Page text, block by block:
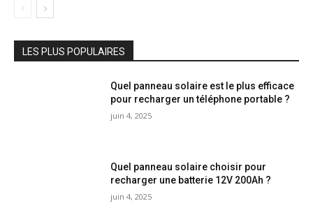
LES PLUS POPULAIRES
Quel panneau solaire est le plus efficace
pour recharger un téléphone portable ?
juin 4, 2025
Quel panneau solaire choisir pour
recharger une batterie 12V 200Ah ?
juin 4, 2025